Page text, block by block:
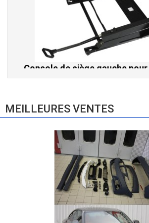
Console de siège gauche pour
3 E46 (hors Cabriolet et CSL)
E83 (2004-2010)
MEILLEURES VENTES